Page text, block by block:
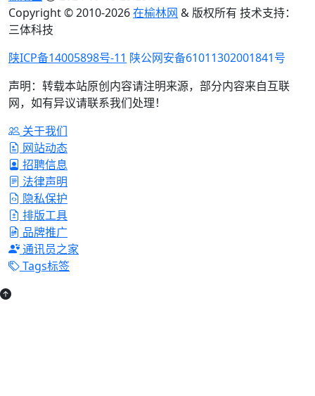
Copyright © 2010-2026在榆林网 & 版权所有 技术支持：
三体科技
陕ICP备14005898号-11 陕公网安备61011302001841号
声明：转载本站原创内容请注明来源，部分内容来自互联
网，如有异议请联系我们处理！
关于我们
网站动态
招聘信息
法律声明
隐私保护
排版工具
品牌推广
通讯员之家
Tags标签